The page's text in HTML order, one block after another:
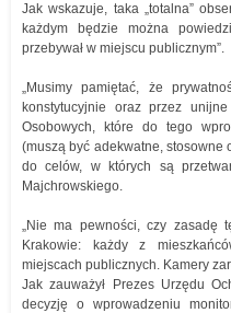
Jak wskazuje, taka „totalna”
każdym będzie można
przebywał w miejscu publicznym”.
„Musimy pamiętać, że
konstytucyjnie oraz przez
Osobowych, które do tego
(muszą być adekwatne,
do celów, w których są
Majchrowskiego.
„Nie ma pewności, czy zasadę
Krakowie: każdy z
miejscach publicznych. Kamery
Jak zauważył Prezes Urzędu
decyzję o wprowadzeniu